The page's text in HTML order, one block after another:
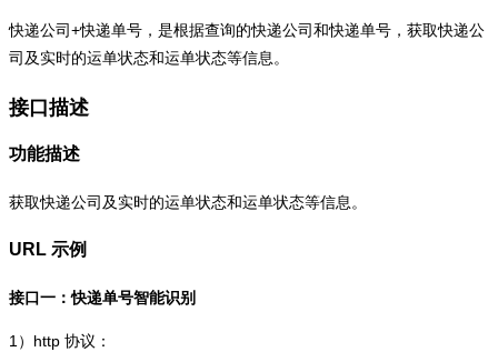
快递公司+快递单号，是根据查询的快递公司和快递单号，获取快递公
司及实时的运单状态和运单状态等信息。
接口描述
功能描述
获取快递公司及实时的运单状态和运单状态等信息。
URL 示例
接口一：快递单号智能识别
1） http 协议：